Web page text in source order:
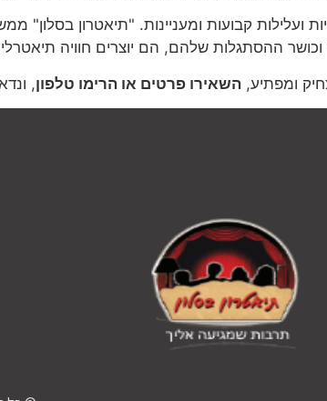
ועלילות קבועות ומעניינות. "תיאטרון
ההסתגלות שלהם, הם יוצרים חוויה
ומפתיע, השאירו פרטים או הרימו טלפון,